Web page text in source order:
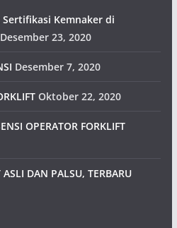
Kemnaker di
Desember 23, 2020
Desember 7, 2020
Oktober 22, 2020
OPERATOR FORKLIFT
DAN PALSU, TERBARU